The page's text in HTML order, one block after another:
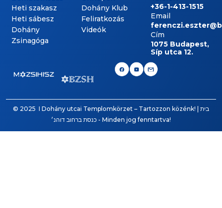
Dohány
Zsinagóga
Heti szakasz
Heti sábesz
Dohány Klub
Feliratkozás
Videók
+36-1-413-1515
Email
Cím
1075 Budapest,
Síp utca 12.
© 2025 I Dohány utcai Templomkörzet – Tartozzon közénk! | בית
כנסת ברחוב דוהנ׳ - Minden jog fenntartva!